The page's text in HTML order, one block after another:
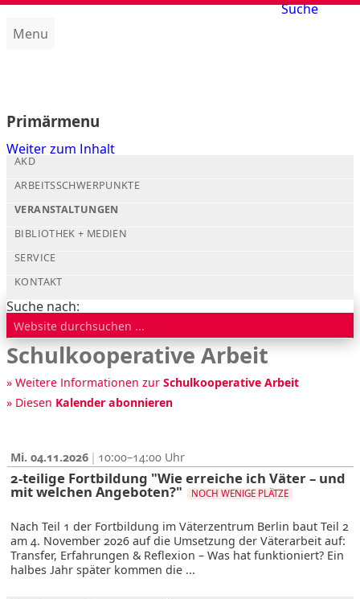
Menu
Primärmenu
Weiter zum Inhalt
AKD
ARBEITSSCHWERPUNKTE
VERANSTALTUNGEN
BIBLIOTHEK + MEDIEN
SERVICE
KONTAKT
Suche
Suche nach:
Schulkooperative Arbeit
» Weitere Informationen zur Schulkooperative Arbeit
» Diesen Kalender abonnieren
Mi. 04.11.2026 10:00–14:00
2-teilige Fortbildung "Wie erreiche ich Väter – und
mit welchen Angeboten?" NOCH WENIGE PLÄTZE
Nach Teil 1 der Fortbildung im Väterzentrum Berlin baut Teil 2
am 4. November 2026 auf die Umsetzung der Väterarbeit auf:
Transfer, Erfahrungen & Reflexion – Was hat funktioniert? Ein
halbes Jahr später kommen die ...